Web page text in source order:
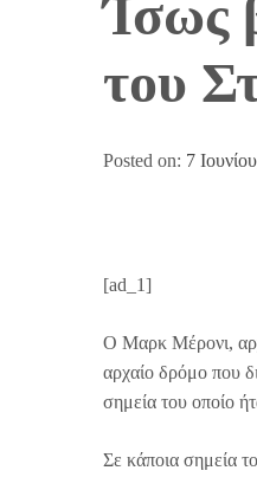
Ίσως
του
Posted on: 7
[ad_1]
Ο Μαρκ Μέρονι,
αρχαίο δρόμο που
σημεία του οποίο
Σε κάποια σημεία